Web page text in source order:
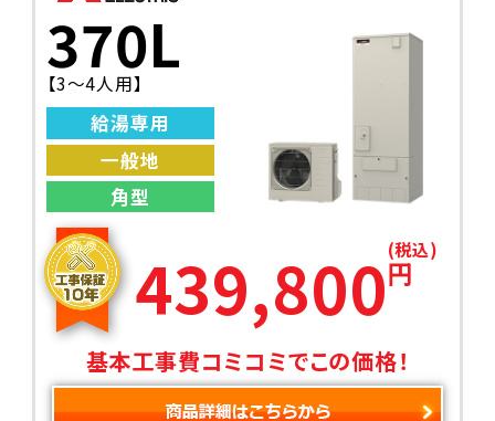
370L
【3〜4人用】
給湯専用
一般地
角型
439,800円
(税込)
基本工事費コミコミでこの価格！